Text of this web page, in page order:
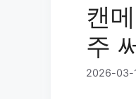
캔
주
2026-03-